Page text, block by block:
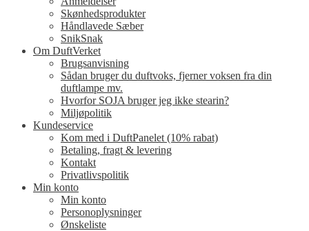
Skønhedsprodukter
Håndlavede Sæber
SnikSnak
Om DuftVerket
Brugsanvisning
Sådan bruger du duftvoks, fjerner voksen fra din
duftlampe mv.
Hvorfor SOJA bruger jeg ikke stearin?
Miljøpolitik
Kundeservice
Kom med i DuftPanelet (10% rabat)
Betaling, fragt & levering
Kontakt
Privatlivspolitik
Min konto
Min konto
Personoplysninger
Ønskeliste